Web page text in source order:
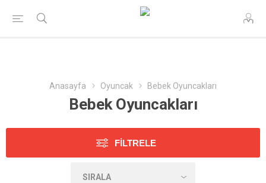
Anasayfa Oyuncak Bebek Oyuncakları
Bebek Oyuncakları
FILTRELE